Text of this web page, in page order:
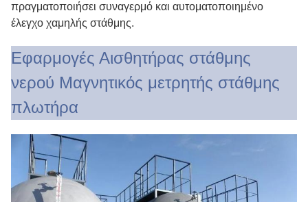
πραγματοποιήσει συναγερμό και αυτοματοποιημένο
έλεγχο χαμηλής στάθμης.
Εφαρμογές Αισθητήρας στάθμης
νερού Μαγνητικός μετρητής στάθμης
πλωτήρα